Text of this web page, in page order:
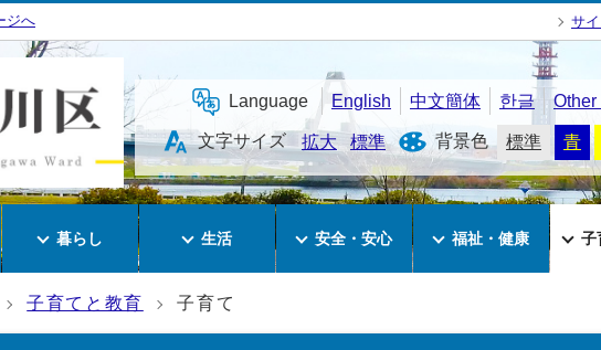
ジへ サ
Language English 中文簡体 한글
文字サイズ 拡大 標準 背景色 標準 青
暮らし 生活 安全・安心 福祉・健康 子
子育てと教育 子育て